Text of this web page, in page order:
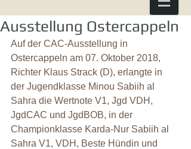
Ausstellung Ostercappeln
Auf der CAC-Ausstellung in
Ostercappeln am 07. Oktober 2018,
Richter Klaus Strack (D), erlangte in
der Jugendklasse Minou Sabiih al
Sahra die Wertnote V1, Jgd VDH,
JgdCAC und JgdBOB, in der
Championklasse Karda-Nur Sabiih al
Sahra V1, VDH, Beste Hündin und